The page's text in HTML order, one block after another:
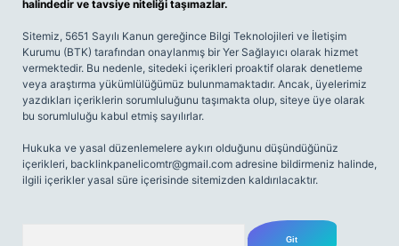
halindedir ve tavsiye niteliği taşımazlar.
Sitemiz, 5651 Sayılı Kanun gereğince Bilgi Teknolojileri ve İletişim
Kurumu (BTK) tarafından onaylanmış bir Yer Sağlayıcı olarak hizmet
vermektedir. Bu nedenle, sitedeki içerikleri proaktif olarak denetleme
veya araştırma yükümlülüğümüz bulunmamaktadır. Ancak, üyelerimiz
yazdıkları içeriklerin sorumluluğunu taşımakta olup, siteye üye olarak
bu sorumluluğu kabul etmiş sayılırlar.
Hukuka ve yasal düzenlemelere aykırı olduğunu düşündüğünüz
içerikleri, backlinkpanelicomtr@gmail.com adresine bildirmeniz halinde,
ilgili içerikler yasal süre içerisinde sitemizden kaldırılacaktır.